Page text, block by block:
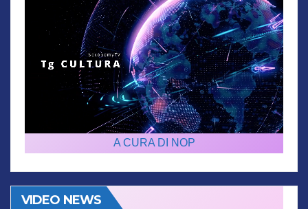
A CURA DI NOP
VIDEO NEWS